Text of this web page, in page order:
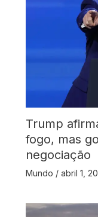
Trump
fogo, mas
negociação
Mundo / abril 1,